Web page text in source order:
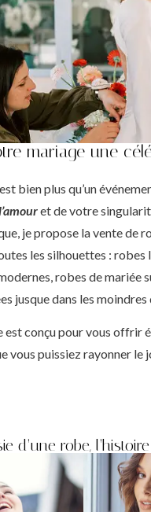
mariage une
bien plus qu’un
et de votre
je propose la vente de
les silhouettes : robes
robes de mariée
jusque dans les moindres
est conçu pour vous offrir
vous puissiez rayonner le
d’une robe,